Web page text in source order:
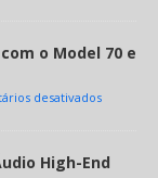
o Model 70 e
desativados
High-End